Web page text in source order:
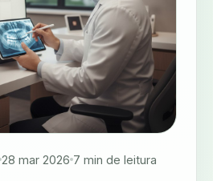
28 mar 2026 7 min de leitura